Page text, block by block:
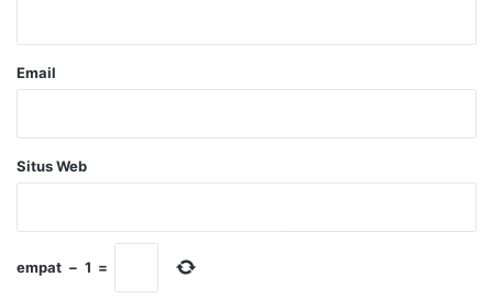
Email
Situs Web
empat − 1 =